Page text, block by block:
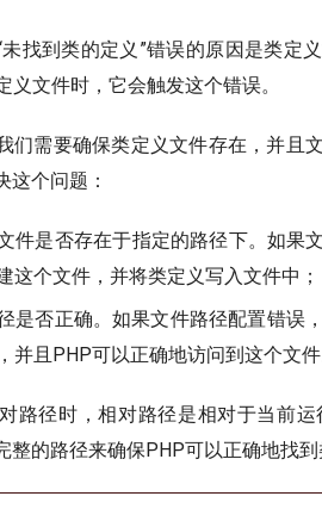
找到类的定义”错误的原因是类定
义文件时，它会触发这个错误。
们需要确保类定义文件存在，并且
这个问题：
件是否存在于指定的路径下。如果
这个文件，并将类定义写入文件中；
是否正确。如果文件路径配置错误
并且PHP可以正确地访问到这个文件
路径时，相对路径是相对于当前
整的路径来确保PHP可以正确地找到